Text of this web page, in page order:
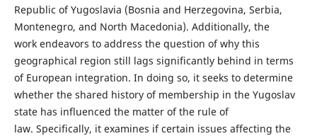
Republic of Yugoslavia (Bosnia and Herzegovina, Serbia,
Montenegro, and North Macedonia). Additionally, the
work endeavors to address the question of why this
geographical region still lags significantly behind in terms
of European integration. In doing so, it seeks to determine
whether the shared history of membership in the Yugoslav
state has influenced the matter of the rule of
law. Specifically, it examines if certain issues affecting the